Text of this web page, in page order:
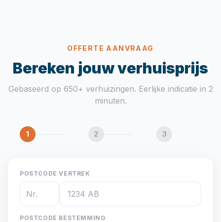
OFFERTE AANVRAAG
Bereken jouw verhuisprijs
Gebaseerd op 650+ verhuizingen. Eerlijke indicatie in 2
minuten.
1 2 3
POSTCODE VERTREK
POSTCODE BESTEMMING